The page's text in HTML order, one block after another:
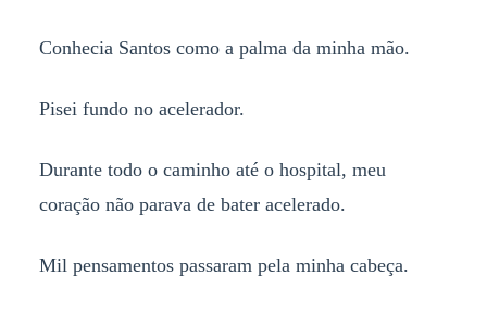
Conhecia Santos como a palma da minha mão.
Pisei fundo no acelerador.
Durante todo o caminho até o hospital, meu
coração não parava de bater acelerado.
Mil pensamentos passaram pela minha cabeça.